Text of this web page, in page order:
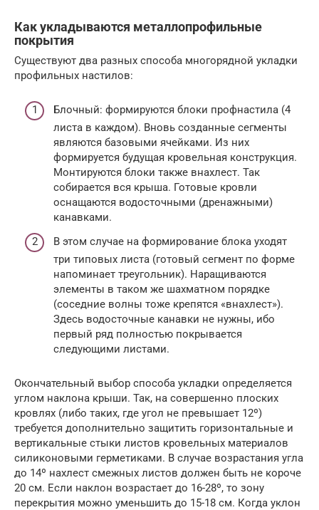
Как укладываются металлопрофильные
покрытия
Существуют два разных способа многорядной укладки
профильных настилов:
Блочный: формируются блоки профнастила (4
листа в каждом). Вновь созданные сегменты
являются базовыми ячейками. Из них
формируется будущая кровельная конструкция.
Монтируются блоки также внахлест. Так
собирается вся крыша. Готовые кровли
оснащаются водосточными (дренажными)
канавками.
В этом случае на формирование блока уходят
три типовых листа (готовый сегмент по форме
напоминает треугольник). Наращиваются
элементы в таком же шахматном порядке
(соседние волны тоже крепятся «внахлест»).
Здесь водосточные канавки не нужны, ибо
первый ряд полностью покрывается
следующими листами.
Окончательный выбор способа укладки определяется
углом наклона крыши. Так, на совершенно плоских
кровлях (либо таких, где угол не превышает 12º)
требуется дополнительно защитить горизонтальные и
вертикальные стыки листов кровельных материалов
силиконовыми герметиками. В случае возрастания угла
до 14º нахлест смежных листов должен быть не короче
20 см. Если наклон возрастает до 16-28º, то зону
перекрытия можно уменьшить до 15-18 см. Когда уклон